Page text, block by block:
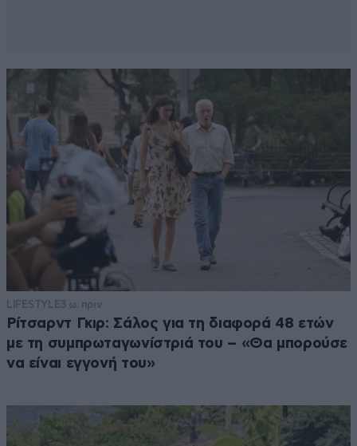
LIFESTYLE3 ω. πριν
Ρίτσαρντ Γκιρ: Σάλος για τη διαφορά 48 ετών
με τη συμπρωταγωνίστριά του – «Θα μπορούσε
να είναι εγγονή του»